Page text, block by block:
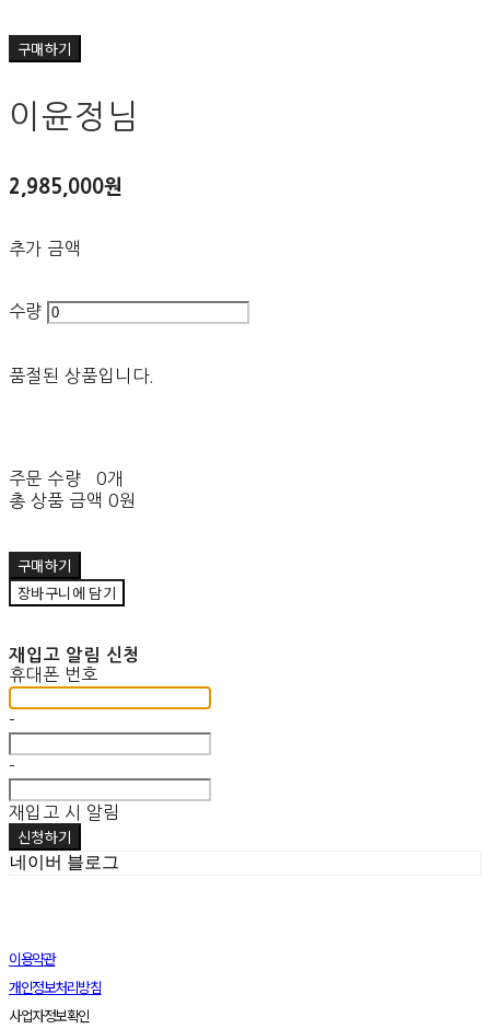
구매하기
이윤정님
2,985,000원
추가 금액
수량
품절된 상품입니다.
주문 수량
0개
총 상품 금액 0원
구매하기
장바구니에 담기
재입고 알림 신청
휴대폰 번호
-
-
재입고 시 알림
신청하기
네이버 블로그
이용약관
개인정보처리방침
사업자정보확인